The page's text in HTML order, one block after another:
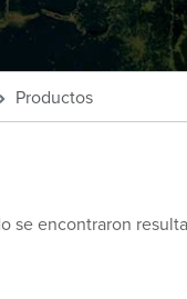
Productos
se encontraron